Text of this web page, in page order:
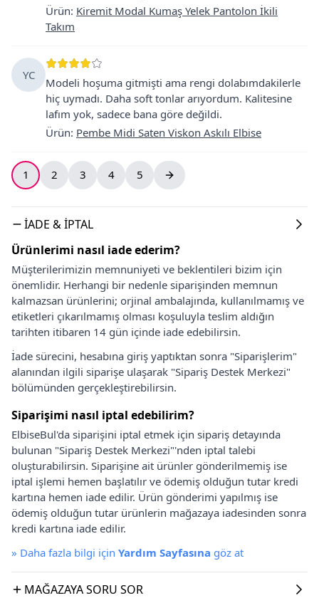
Ürün: Kiremit Modal Kumaş Yelek Pantolon İkili
Takım
YC
Modeli hoşuma gitmişti ama rengi dolabımdakilerle
hiç uymadı. Daha soft tonlar arıyordum. Kalitesine
lafım yok, sadece bana göre değildi.
Ürün: Pembe Midi Saten Viskon Askılı Elbise
1 2 3 4 5
İADE & İPTAL
Ürünlerimi nasıl iade ederim?
Müşterilerimizin memnuniyeti ve beklentileri bizim için
önemlidir. Herhangi bir nedenle siparişinden memnun
kalmazsan ürünlerini; orjinal ambalajında, kullanılmamış ve
etiketleri çıkarılmamış olması koşuluyla teslim aldığın
tarihten itibaren 14 gün içinde iade edebilirsin.
İade sürecini, hesabına giriş yaptıktan sonra "Siparişlerim"
alanından ilgili siparişe ulaşarak "Sipariş Destek Merkezi"
bölümünden gerçekleştirebilirsin.
Siparişimi nasıl iptal edebilirim?
ElbiseBul'da siparişini iptal etmek için sipariş detayında
bulunan "Sipariş Destek Merkezi"'nden iptal talebi
oluşturabilirsin. Siparişine ait ürünler gönderilmemiş ise
iptal işlemi hemen başlatılır ve ödemiş olduğun tutar kredi
kartına hemen iade edilir. Ürün gönderimi yapılmış ise
ödemiş olduğun tutar ürünlerin mağazaya iadesinden sonra
kredi kartına iade edilir.
» Daha fazla bilgi için Yardım Sayfasına göz at
MAĞAZAYA SORU SOR